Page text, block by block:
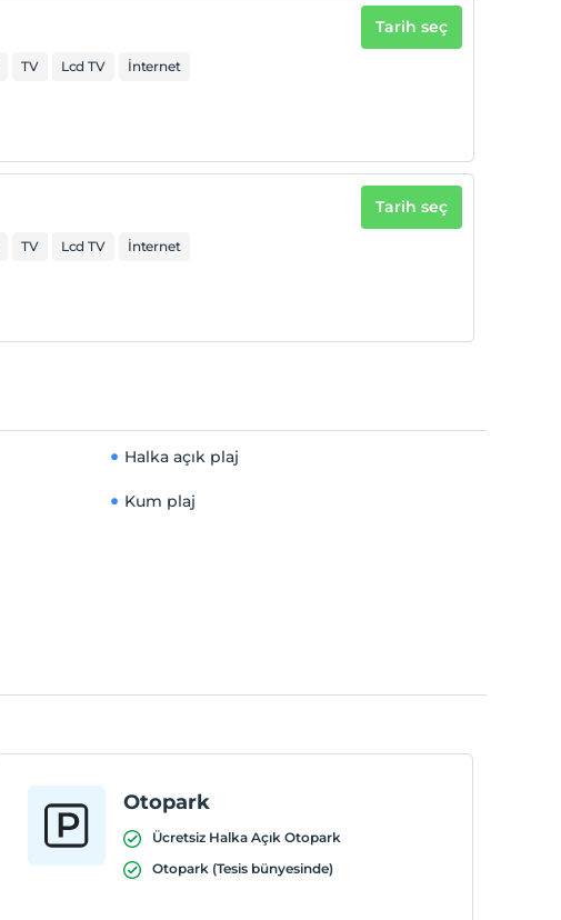
TV Lcd TV
İnternet
Tarih seç
TV Lcd TV
İnternet
Tarih seç
Halka açık plaj
Kum plaj
Otopark
Ücretsiz Halka Açık Otopark
Otopark (Tesis bünyesinde)